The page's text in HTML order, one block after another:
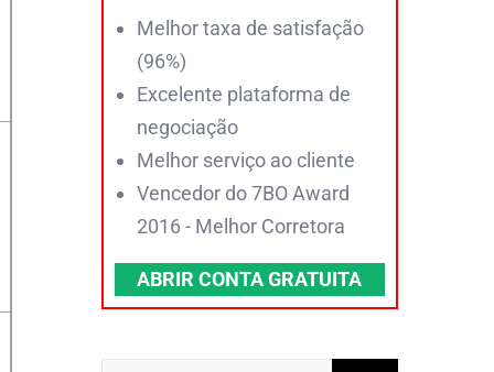
Melhor taxa de satisfação
(96%)
Excelente plataforma de
negociação
Melhor serviço ao cliente
Vencedor do 7BO Award
2016 - Melhor Corretora
ABRIR CONTA GRATUITA